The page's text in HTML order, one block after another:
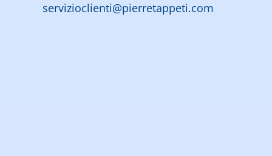
servizioclienti@pierretappeti.com